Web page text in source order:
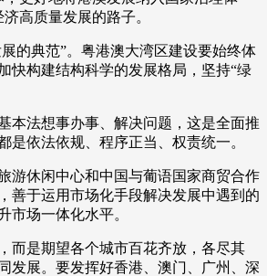
高质量发展的路子。
的典范”。粤港澳大湾区建设要始终体
快构建结构科学的发展格局，坚持“绿
法想事办事、解决问题，这是全面推
依法依规、程序正当、权责统一。
休闲中心和中国与葡语国家商贸合作
善于运用市场化手段解决发展中遇到的
场一体化水平。
是期望各个城市百花齐放，各尽其
发展。要发挥好香港、澳门、广州、深